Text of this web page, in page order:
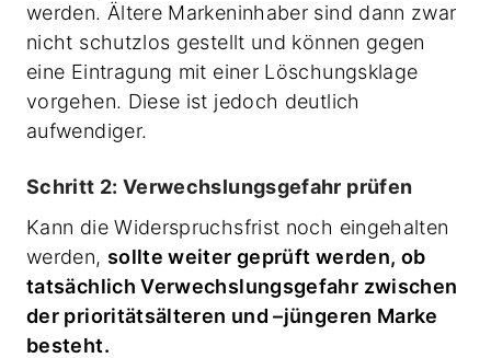
werden. Ältere Markeninhaber sind dann zwar
nicht schutzlos gestellt und können gegen
eine Eintragung mit einer Löschungsklage
vorgehen. Diese ist jedoch deutlich
aufwendiger.
Schritt 2: Verwechslungsgefahr prüfen
Kann die Widerspruchsfrist noch eingehalten
werden, sollte weiter geprüft werden, ob
tatsächlich Verwechslungsgefahr zwischen
der prioritätsälteren und –jüngeren Marke
besteht.